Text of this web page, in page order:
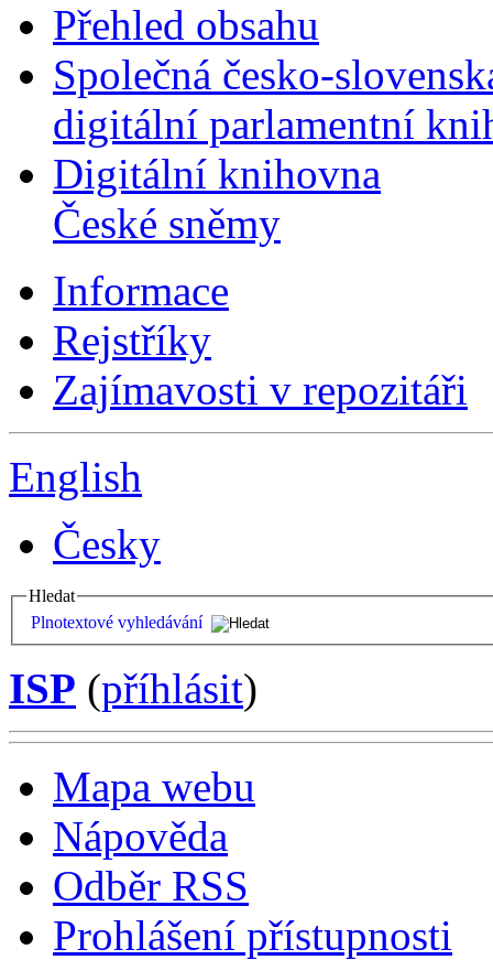
Přehled obsahu
Společná česko-
digitální parlamentní
Digitální knihovna
České sněmy
Informace
Rejstříky
Zajímavosti v repozitáři
English
Česky
Hledat
Plnotextové vyhledávání
ISP (příhlásit)
Mapa webu
Nápověda
Odběr RSS
Prohlášení přístupnosti